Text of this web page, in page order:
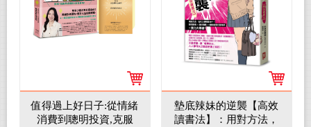
值得過上好日子:從情緒
消費到聰明投資,克服
墊底辣妹的逆襲【高效
讀書法】：用對方法，